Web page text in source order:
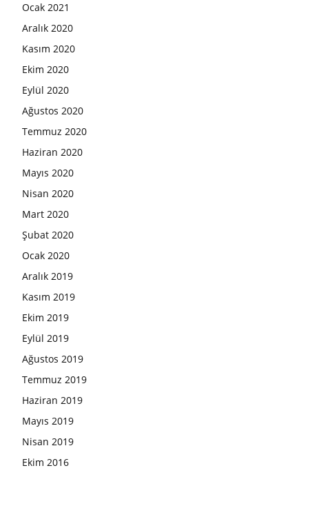
Ocak 2021
Aralık 2020
Kasım 2020
Ekim 2020
Eylül 2020
Ağustos 2020
Temmuz 2020
Haziran 2020
Mayıs 2020
Nisan 2020
Mart 2020
Şubat 2020
Ocak 2020
Aralık 2019
Kasım 2019
Ekim 2019
Eylül 2019
Ağustos 2019
Temmuz 2019
Haziran 2019
Mayıs 2019
Nisan 2019
Ekim 2016